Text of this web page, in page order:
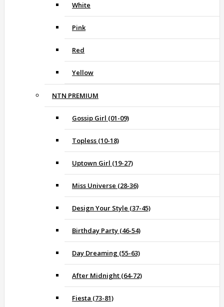
White
Pink
Red
Yellow
NTN PREMIUM
Gossip Girl (01-09)
Topless (10-18)
Uptown Girl (19-27)
Miss Universe (28-36)
Design Your Style (37-45)
Birthday Party (46-54)
Day Dreaming (55-63)
After Midnight (64-72)
Fiesta (73-81)